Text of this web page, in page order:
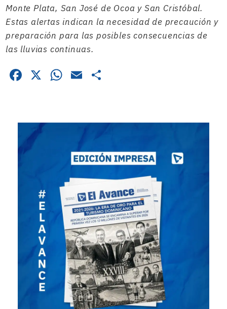
Monte Plata, San José de Ocoa y San Cristóbal.
Estas alertas indican la necesidad de precaución y
preparación para las posibles consecuencias de
las lluvias continuas.
Facebook
X WhatsApp
Email